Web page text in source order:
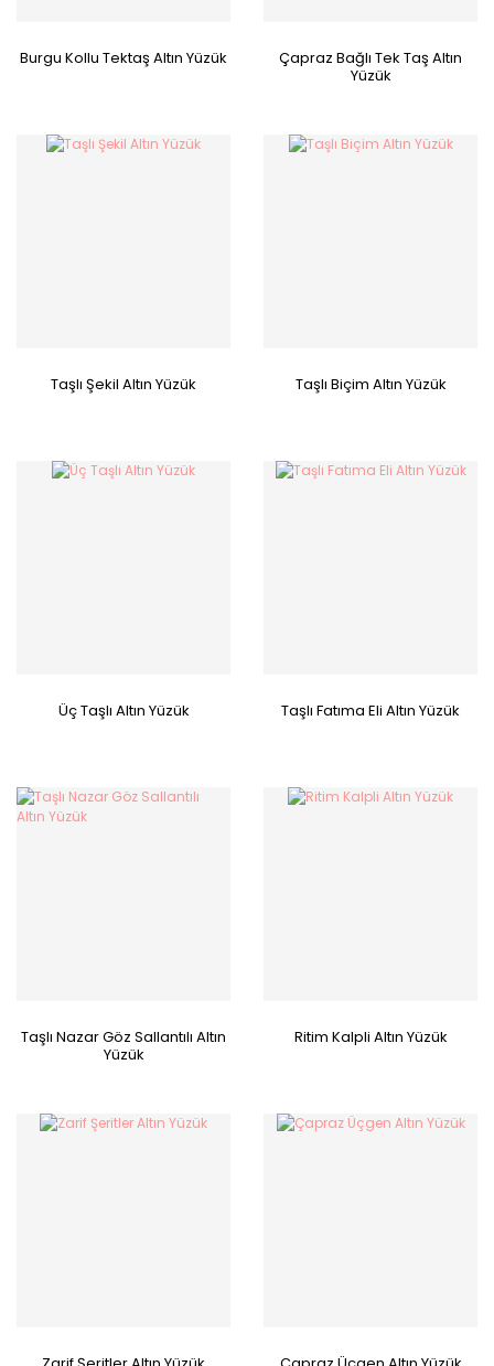
Burgu Kollu Tektaş Altın Yüzük
Çapraz Bağlı Tek Taş Altın
Yüzük
Taşlı Şekil Altın Yüzük Taşlı Biçim Altın Yüzük
Üç Taşlı Altın Yüzük Taşlı Fatıma Eli Altın Yüzük
Taşlı Nazar Göz Sallantılı Altın
Yüzük
Ritim Kalpli Altın Yüzük